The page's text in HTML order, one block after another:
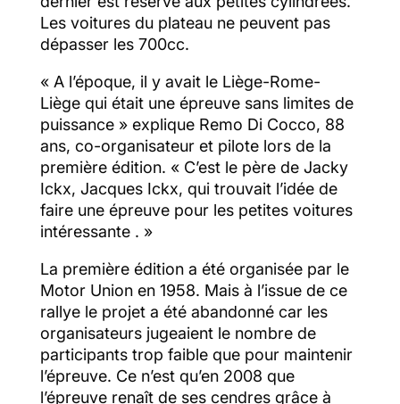
Les voitures du plateau ne peuvent pas
dépasser les 700cc.
« A l’époque, il y avait le Liège-Rome-
Liège qui était une épreuve sans limites de
puissance » explique Remo Di Cocco, 88
ans, co-organisateur et pilote lors de la
première édition. « C’est le père de Jacky
Ickx, Jacques Ickx, qui trouvait l’idée de
faire une épreuve pour les petites voitures
intéressante . »
La première édition a été organisée par le
Motor Union en 1958. Mais à l’issue de ce
rallye le projet a été abandonné car les
organisateurs jugeaient le nombre de
participants trop faible que pour maintenir
l’épreuve. Ce n’est qu’en 2008 que
l’épreuve renaît de ses cendres grâce à